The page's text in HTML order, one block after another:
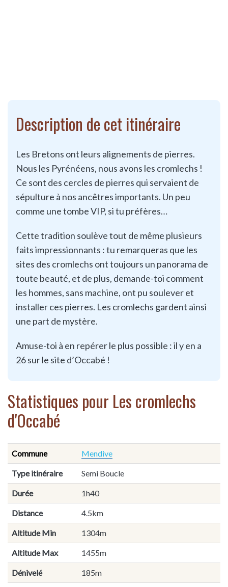
Description de cet itinéraire
Les Bretons ont leurs alignements de pierres.
Nous les Pyrénéens, nous avons les cromlechs !
Ce sont des cercles de pierres qui servaient de
sépulture à nos ancêtres importants. Un peu
comme une tombe VIP, si tu préfères…
Cette tradition soulève tout de même plusieurs
faits impressionnants : tu remarqueras que les
sites des cromlechs ont toujours un panorama de
toute beauté, et de plus, demande-toi comment
les hommes, sans machine, ont pu soulever et
installer ces pierres. Les cromlechs gardent ainsi
une part de mystère.
Amuse-toi à en repérer le plus possible : il y en a
26 sur le site d’Occabé !
Statistiques pour Les cromlechs
d'Occabé
Commune Mendive
Type itinéraire Semi Boucle
Durée 1h40
Distance 4.5km
Altitude Min 1304m
Altitude Max 1455m
Dénivelé 185m